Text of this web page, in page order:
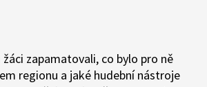
zapamatovali, co bylo pro ně
regionu a jaké hudební nástroje